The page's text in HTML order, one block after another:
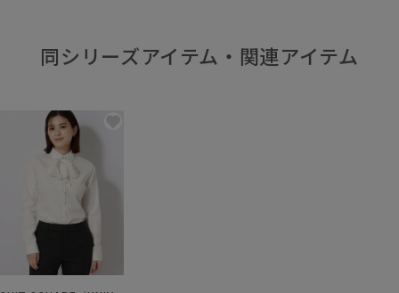
同シリーズアイテム・関連アイテム